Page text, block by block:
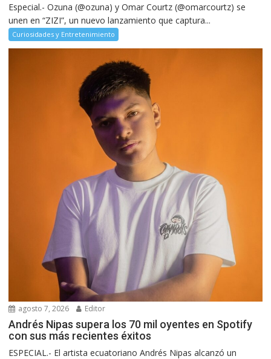
Especial.- Ozuna (@ozuna) y Omar Courtz (@omarcourtz) se
unen en “ZIZI”, un nuevo lanzamiento que captura...
Curiosidades y Entretenimiento
agosto 7, 2026 Editor
Andrés Nipas supera los 70 mil oyentes en Spotify
con sus más recientes éxitos
ESPECIAL.- El artista ecuatoriano Andrés Nipas alcanzó un